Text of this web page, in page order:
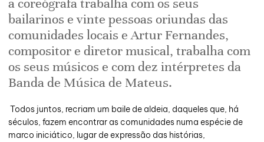
a coreógrafa trabalha com os seus
bailarinos e vinte pessoas oriundas das
comunidades locais e Artur Fernandes,
compositor e diretor musical, trabalha com
os seus músicos e com dez intérpretes da
Banda de Música de Mateus.
Todos juntos, recriam um baile de aldeia, daqueles que, há
séculos, fazem encontrar as comunidades numa espécie de
marco iniciático, lugar de expressão das histórias,